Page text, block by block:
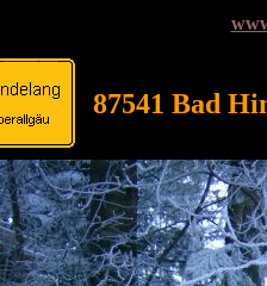
87541 Bad